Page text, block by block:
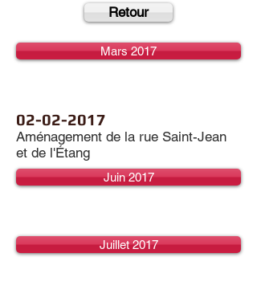
Retour
Mars 2017
02-02-2017
Aménagement de la rue Saint-Jean
et de l'Étang
Juin 2017
Juillet 2017